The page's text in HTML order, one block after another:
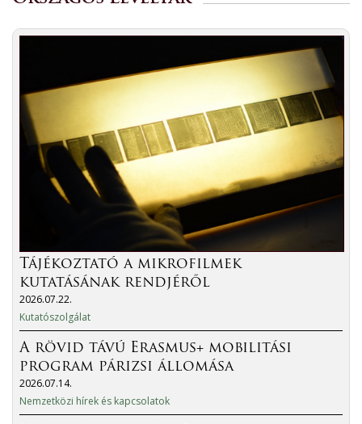
Tájékoztató a mikrofilmek
kutatásának rendjéről
2026.07.22.
Kutatószolgálat
A rövid távú Erasmus+ mobilitási
program párizsi állomása
2026.07.14.
Nemzetközi hírek és kapcsolatok